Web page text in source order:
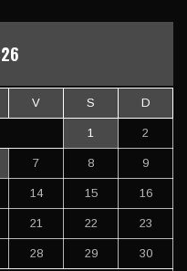
V S D
1 2
7 8 9
14 15 16
21 22 23
28 29 30